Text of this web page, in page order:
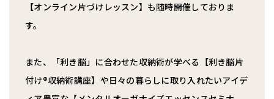
【オンライン片づけレッスン】も随時開催しておりま
す。
また、「利き脳」に合わせた収納術が学べる【利き脳片
付け®︎収納術講座】や日々の暮らしに取り入れたいアイデ